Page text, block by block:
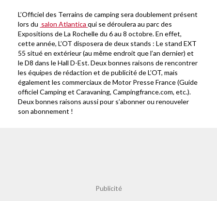
L’Officiel des Terrains de camping sera doublement présent
lors du salon Atlanticaqui se déroulera au parc des
Expositions de La Rochelle du 6 au 8 octobre. En effet,
cette année, L’OT disposera de deux stands : Le stand EXT
55 situé en extérieur (au même endroit que l’an dernier) et
le D8 dans le Hall D-Est. Deux bonnes raisons de rencontrer
les équipes de rédaction et de publicité de L’OT, mais
également les commerciaux de Motor Presse France (Guide
officiel Camping et Caravaning, Campingfrance.com, etc.).
Deux bonnes raisons aussi pour s’abonner ou renouveler
son abonnement !